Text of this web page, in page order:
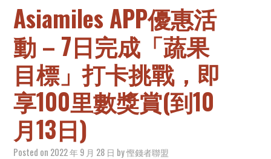
Asiamiles APP優惠活
動 – 7日完成「蔬果
目標」打卡挑戰，即
享100里數獎賞(到10
月13日)
Posted on 2022 年 9 月 28 日 by慳錢者聯盟